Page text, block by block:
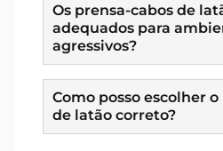
Os prensa-cabos de
adequados para
agressivos?
Como posso escolher
de latão correto?